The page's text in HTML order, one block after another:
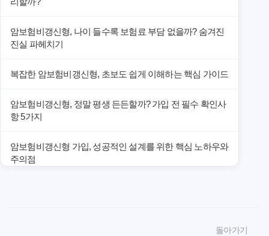
암보험비갱신형, 나이 들수록 보험료 부담 없을까? 숨겨진
진실 파헤치기
복잡한 암보험비갱신형, 초보도 쉽게 이해하는 핵심 가이드
암보험비갱신형, 정말 평생 든든할까? 가입 전 필수 확인사
항 5가지
암보험비갱신형 가입, 성공적인 설계를 위한 핵심 노하우와
주의점
돌아가기